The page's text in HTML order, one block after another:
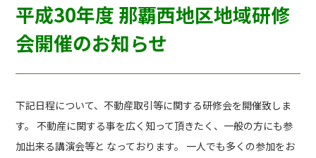
平成30年度 那覇西地区地域研修
会開催のお知らせ
下記日程について、不動産取引等に関する研修会を開催致しま
す。 不動産に関する事を広く知って頂きたく、一般の方にも参
加出来る講演会等と なっております。 一人でも多くの参加をお